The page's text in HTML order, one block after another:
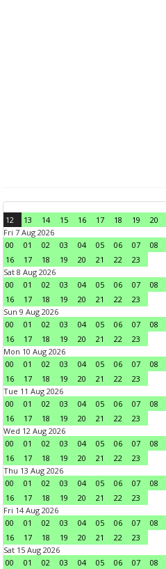
12 13 14 15 16 17 18 19 20
Fri 7 Aug 2026
00
01 02 03 04 05 06 07 08
16
17 18 19 20 21 22
23
Sat 8 Aug 2026
00
01 02 03 04 05 06 07 08
16
17 18 19 20 21 22
23
Sun 9 Aug 2026
00
01 02 03 04 05 06 07 08
16
17 18 19 20 21 22
23
Mon 10 Aug 2026
00
01 02 03 04 05 06 07 08
16
17 18 19 20 21 22
23
Tue 11 Aug 2026
00
01 02 03 04 05 06 07 08
16
17 18 19 20 21 22
23
Wed 12 Aug 2026
00
01 02 03 04 05 06 07 08
16
17 18 19 20 21 22
23
Thu 13 Aug 2026
00
01 02 03 04 05 06 07 08
16
17 18 19 20 21 22
23
Fri 14 Aug 2026
00
01 02 03 04 05 06 07 08
16
17 18 19 20 21 22
23
Sat 15 Aug 2026
00
01 02 03 04 05 06 07 08